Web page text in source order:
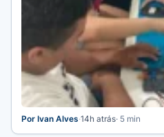
Por Ivan Alves·14h atrás· 5 min